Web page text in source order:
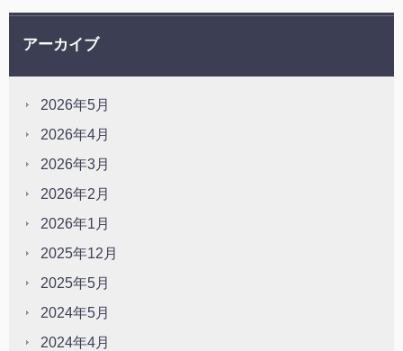
アーカイブ
2026年5月
2026年4月
2026年3月
2026年2月
2026年1月
2025年12月
2025年5月
2024年5月
2024年4月